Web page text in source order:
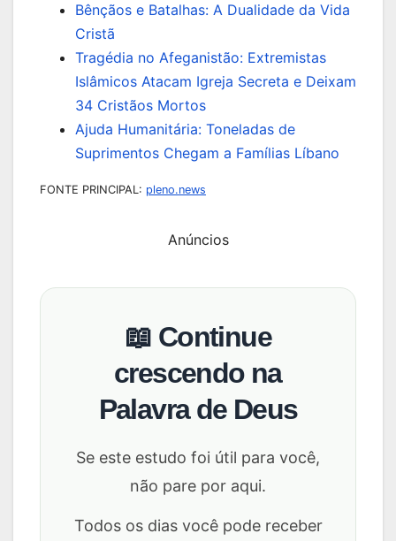
Bênçãos e Batalhas: A Dualidade da Vida
Cristã
Tragédia no Afeganistão: Extremistas
Islâmicos Atacam Igreja Secreta e Deixam
34 Cristãos Mortos
Ajuda Humanitária: Toneladas de
Suprimentos Chegam a Famílias Líbano
FONTE PRINCIPAL: pleno.news
Anúncios
📖 Continue
crescendo na
Palavra de Deus
Se este estudo foi útil para você,
não pare por aqui.
Todos os dias você pode receber